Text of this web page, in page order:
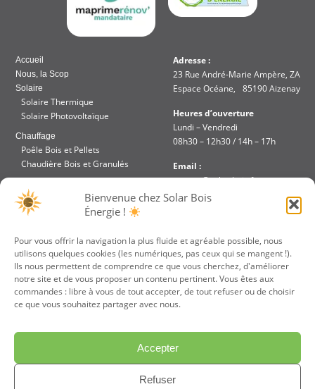
Bienvenue chez Solar Bois
Énergie !
Pour vous offrir la navigation la plus fluide et agréable possible, nous
utilisons quelques cookies (les numériques, pas ceux qui se mangent !).
Ils nous permettent de comprendre ce que vous cherchez, d'améliorer
notre site et de vous proposer un contenu pertinent. Vous êtes aux
commandes : libre à vous de tout accepter, de tout refuser ou de choisir
ce que vous souhaitez partager avec nous.
Accepter
Refuser
Accueil
Nous, la Scop
Solaire
Solaire Thermique
Solaire Photovoltaïque
Chauffage
Poêle Bois et Pellets
Chaudière Bois et Granulés
Aides et Financements
Accès intranet
Adresse :
23 Rue André-Marie Ampère, ZA
Espace Océane, 85190 Aizenay
Heures d’ouverture
Lundi – Vendredi
08h30 – 12h30 / 14h – 17h
Email :
contact@solar-bois.fr
Téléphone :
JE PARRAINE UN
AMI
VOTRE DEVIS
GRATUIT